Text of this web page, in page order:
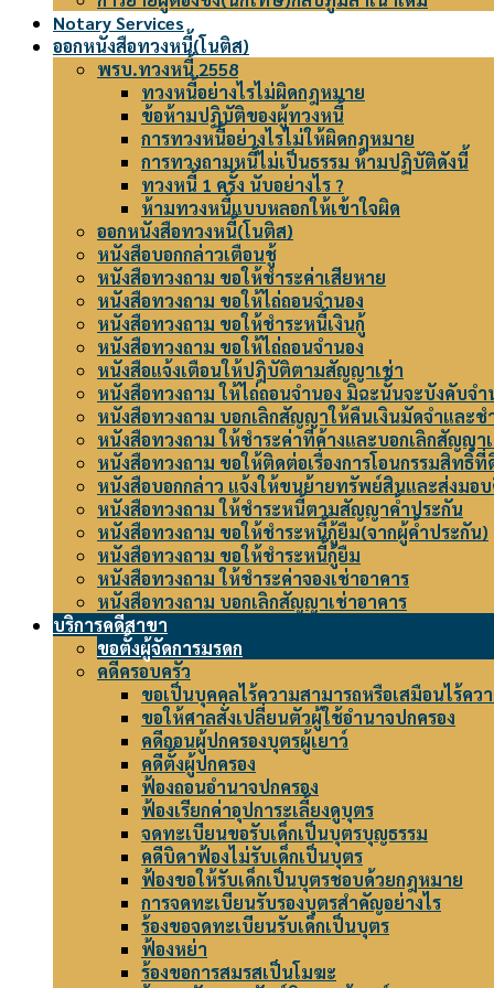
Notary Services
ออกหนังสือทวงหนี้(โนติส)
พรบ.ทวงหนี้ 2558
ทวงหนี้อย่างไรไม่ผิดกฎหมาย
ข้อห้ามปฏิบัติของผู้ทวงหนี้
การทวงหนี้อย่างไรไม่ให้ผิดกฎหมาย
การทวงถามหนี้ไม่เป็นธรรม ห้ามปฏิบัติดังนี้
ทวงหนี้ 1 ครั้ง นับอย่างไร ?
ห้ามทวงหนี้แบบหลอกให้เข้าใจผิด
ออกหนังสือทวงหนี้(โนติส)
หนังสือบอกกล่าวเตือนชู้
หนังสือทวงถาม ขอให้ชำระค่าเสียหาย
หนังสือทวงถาม ขอให้ไถ่ถอนจำนอง
หนังสือทวงถาม ขอให้ชำระหนี้เงินกู้
หนังสือทวงถาม ขอให้ไถ่ถอนจำนอง
หนังสือแจ้งเตือนให้ปฎิบัติตามสัญญาเช่า
หนังสือทวงถาม ให้ไถ่ถอนจำนอง มิฉะนั้นจะบังคับจำ
หนังสือทวงถาม บอกเลิกสัญญาให้คืนเงินมัดจำและช
หนังสือทวงถาม ให้ชำระค่าที่ค้างและบอกเลิกสัญญา
หนังสือทวงถาม ขอให้ติดต่อเรื่องการโอนกรรมสิทธิ์ที่
หนังสือบอกกล่าว แจ้งให้ขนย้ายทรัพย์สินและส่งมอ
หนังสือทวงถาม ให้ชำระหนี้ตามสัญญาค้ำประกัน
หนังสือทวงถาม ขอให้ชำระหนี้กู้ยืม(จากผู้ค้ำประกัน)
หนังสือทวงถาม ขอให้ชำระหนี้กู้ยืม
หนังสือทวงถาม ให้ชำระค่าจองเช่าอาคาร
หนังสือทวงถาม บอกเลิกสัญญาเช่าอาคาร
บริการคดีสาขา
ขอตั้งผู้จัดการมรดก
คดีครอบครัว
ขอเป็นบุคคลไร้ความสามารถหรือเสมือนไร้คว
ขอให้ศาลสั่งเปลี่ยนตัวผู้ใช้อำนาจปกครอง
คดีถอนผู้ปกครองบุตรผู้เยาว์
คดีตั้งผู้ปกครอง
ฟ้องถอนอำนาจปกครอง
ฟ้องเรียกค่าอุปการะเลี้ยงดูบุตร
จดทะเบียนขอรับเด็กเป็นบุตรบุญธรรม
คดีบิดาฟ้องไม่รับเด็กเป็นบุตร
ฟ้องขอให้รับเด็กเป็นบุตรชอบด้วยกฎหมาย
การจดทะเบียนรับรองบุตรสำคัญอย่างไร
ร้องขอจดทะเบียนรับเด็กเป็นบุตร
ฟ้องหย่า
ร้องขอการสมรสเป็นโมฆะ